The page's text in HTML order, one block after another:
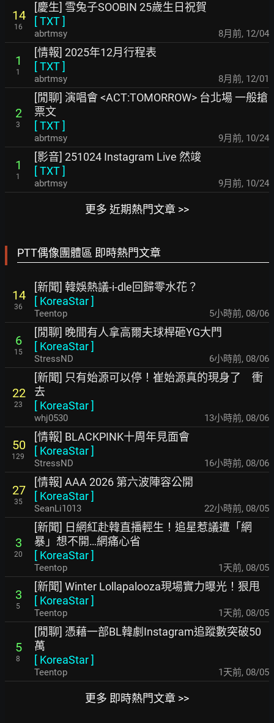
14
16
[慶生] 雪兔子SOOBIN 25歲生日祝賀
[TXT]
abrtmsy 8月前, 12/04
1
1
[情報] 2025年12月行程表
[TXT]
abrtmsy 8月前, 12/01
2
3
[閒聊] 演唱會 <ACT:TOMORROW> 台北場 一般搶
票文
[TXT]
abrtmsy 9月前, 10/24
1
1
[影音] 251024 Instagram Live 然竣
[TXT]
abrtmsy 9月前, 10/24
更多 近期熱門文章 >>
PTT偶像團體區 即時熱門文章
14
36
[新聞] 韓娛熱議-i-dle回歸零水花？
[ KoreaStar]
Teentop 5小時前, 08/06
6
15
[閒聊] 晚間有人拿高爾夫球桿砸YG大門
[ KoreaStar]
StressND 6小時前, 08/06
22
23
[新聞] 只有始源可以停！崔始源真的現身了 衝
去
[ KoreaStar]
whj0530 13小時前, 08/06
50
129
[情報] BLACKPINK十周年見面會
[ KoreaStar]
StressND 16小時前, 08/06
27
35
[情報] AAA 2026 第六波陣容公開
[ KoreaStar]
SeanLi1013 22小時前, 08/05
3
20
[新聞] 日網紅赴韓直播輕生！追星惹議遭「網
暴」想不開…網痛心省
[ KoreaStar]
Teentop 1天前, 08/05
3
5
[新聞] Winter Lollapalooza現場實力曝光！狠甩
[ KoreaStar]
Teentop 1天前, 08/05
5
8
[閒聊] 憑藉一部BL韓劇Instagram追蹤數突破50
萬
[ KoreaStar]
Teentop 1天前, 08/05
更多 即時熱門文章 >>